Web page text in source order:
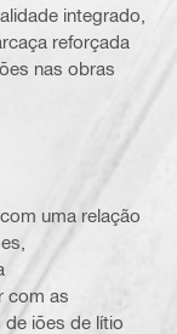
integrado,
reforçada
nas obras
uma relação
com as
iões de lítio